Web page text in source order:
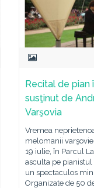
Recital de pian
susţinut de
Varşovia
Vremea
melomanii
19 iulie, în Parcul
asculta pe
un spectaculos
Organizate de 50